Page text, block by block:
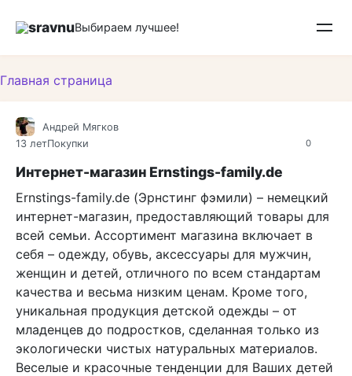
sravnuВыбираем лучшее!
Главная страница
0
Андрей Мягков
13 летПокупки
Интернет-магазин Ernstings-family.de
Ernstings-family.de (Эрнстинг фэмили) – немецкий
интернет-магазин, предоставляющий товары для
всей семьи. Ассортимент магазина включает в
себя – одежду, обувь, аксессуары для мужчин,
женщин и детей, отличного по всем стандартам
качества и весьма низким ценам. Кроме того,
уникальная продукция детской одежды – от
младенцев до подростков, сделанная только из
экологически чистых натуральных материалов.
Веселые и красочные тенденции для Ваших детей